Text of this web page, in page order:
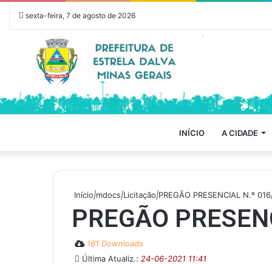
sexta-feira, 7 de agosto de 2026
INÍCIO A CIDADE
Início|mdocs|Licitação|PREGÃO PRESENCIAL N.º
PREGÃO
161 Downloads
Última Atualiz.: 24-06-2021 11:41